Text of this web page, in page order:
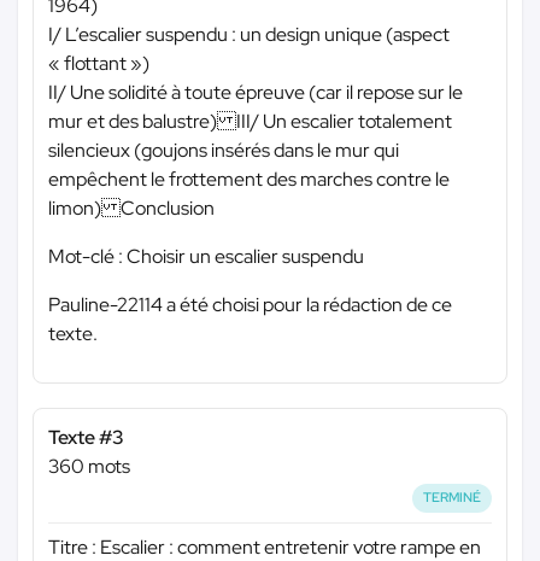
1964)
I/ L’escalier suspendu : un design unique (aspect
« flottant »)
II/ Une solidité à toute épreuve (car il repose sur le
mur et des balustre) III/ Un escalier totalement
silencieux (goujons insérés dans le mur qui
empêchent le frottement des marches contre le
limon) Conclusion
Mot-clé : Choisir un escalier suspendu
Pauline-22114 a été choisi pour la rédaction de ce
texte.
Texte #3
360 mots
TERMINÉ
Titre : Escalier : comment entretenir votre rampe en